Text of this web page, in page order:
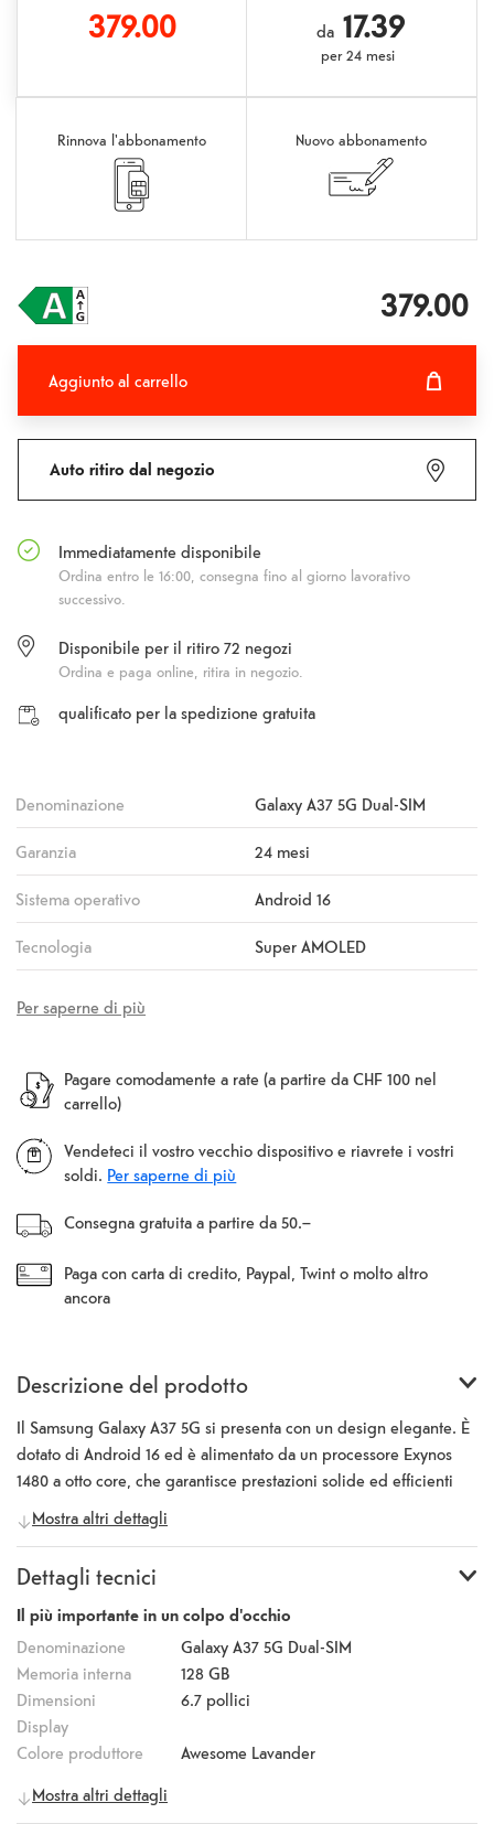
379.00 da 17.39
per24 mesi
Rinnova l'abbonamento Nuovo abbonamento
379.00
Aggiunto al carrello
Auto ritiro dal negozio
Immediatamente disponibile
Ordina entro le 16:00, consegna fino al giorno lavorativo
successivo.
Disponibile per il ritiro 72 negozi
Ordina e paga online, ritira in negozio.
qualificato per la spedizione gratuita
Denominazione Galaxy A37 5G Dual-SIM
Garanzia 24 mesi
Sistema operativo Android 16
Tecnologia Super AMOLED
Per saperne di più
Pagare comodamente a rate (a partire da CHF 100 nel
carrello)
Vendeteci il vostro vecchio dispositivo e riavrete i vostri
soldi. Per saperne di più
Consegna gratuita a partire da 50.–
Paga con carta di credito, Paypal, Twint o molto altro
ancora
Descrizione del prodotto
Il Samsung Galaxy A37 5G si presenta con un design elegante. È
dotato di Android 16 ed è alimentato da un processore Exynos
1480 a otto core, che garantisce prestazioni solide ed efficienti
nell’uso quotidiano. Il display Super AMOLED da 6,7 pollici, con
una risoluzione di 2340 x 1080 pixel, una frequenza di
visualizzazione chiara e fluida. La fotocamera principale da 50
megapixel con stabilizzazione ottica dell’immagine è affiancata
da una fotocamera ultra-grandangolare da 8 megapixel e da una
fotocamera macro da 5 megapixel. La fotocamera frontale da 12
megapixel garantisce selfie di alta qualità. Una batteria da 5000
mAh consente lunghi tempi di utilizzo e supporta la ricarica
rapida fino a 45 watt. Funzionalità intelligenti come “Circle to
Search” con Google aiutano a trovare informazioni con un
semplice gesto. Il Galaxy A37 5G è disponibile nei colori
Mostra altri dettagli
Dettagli tecnici
Il più importante in un colpo d'occhio
Denominazione
Galaxy A37 5G Dual-SIM
Memoria interna
128 GB
Dimensioni
Display
6.7 pollici
Colore produttore
Awesome Lavander
Mostra altri dettagli